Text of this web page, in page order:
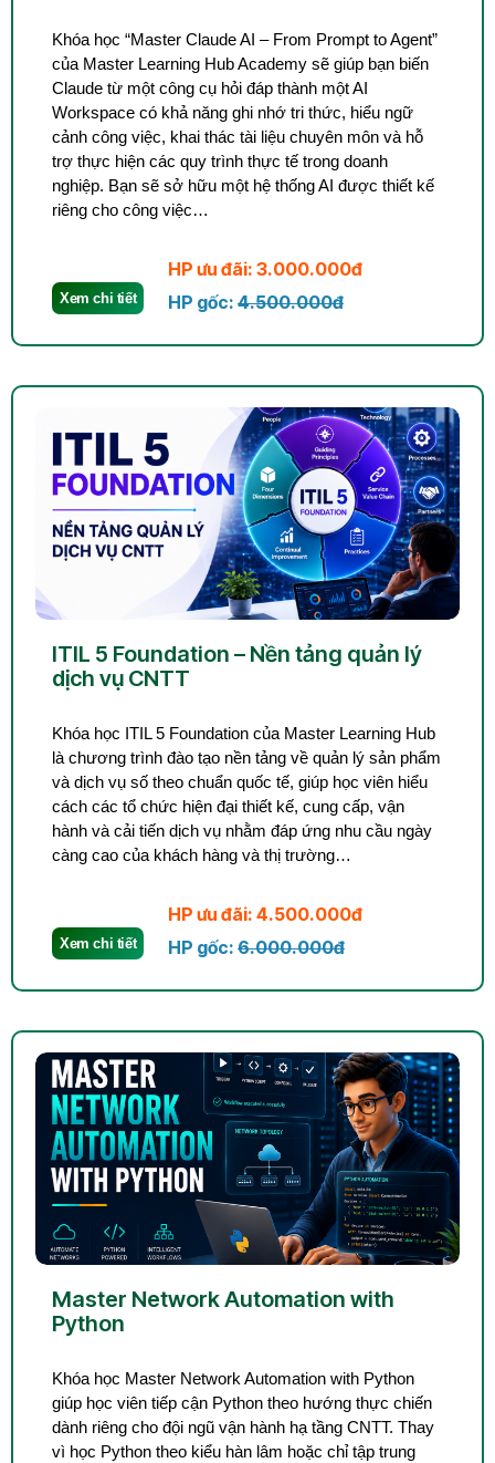
Khóa học “Master Claude AI – From Prompt to Agent”
của Master Learning Hub Academy sẽ giúp bạn biến
Claude từ một công cụ hỏi đáp thành một AI
Workspace có khả năng ghi nhớ tri thức, hiểu ngữ
cảnh công việc, khai thác tài liệu chuyên môn và hỗ
trợ thực hiện các quy trình thực tế trong doanh
nghiệp. Bạn sẽ sở hữu một hệ thống AI được thiết kế
riêng cho công việc…
HP ưu đãi: 3.000.000đ
HP gốc: 4.500.000đ
Xem chi tiết
ITIL 5 Foundation – Nền tảng quản lý
dịch vụ CNTT
Khóa học ITIL 5 Foundation của Master Learning Hub
là chương trình đào tạo nền tảng về quản lý sản phẩm
và dịch vụ số theo chuẩn quốc tế, giúp học viên hiểu
cách các tổ chức hiện đại thiết kế, cung cấp, vận
hành và cải tiến dịch vụ nhằm đáp ứng nhu cầu ngày
càng cao của khách hàng và thị trường…
HP ưu đãi: 4.500.000đ
HP gốc: 6.000.000đ
Xem chi tiết
Master Network Automation with
Python
Khóa học Master Network Automation with Python
giúp học viên tiếp cận Python theo hướng thực chiến
dành riêng cho đội ngũ vận hành hạ tầng CNTT. Thay
vì học Python theo kiểu hàn lâm hoặc chỉ tập trung